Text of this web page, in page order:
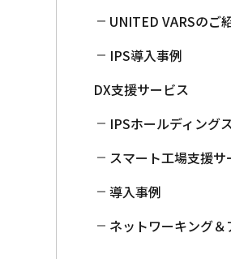
UNITED VARSのご
IPS導入事例
DX支援サービス
IPSホールディング
スマート工場支援サ
導入事例
ネットワーキング＆